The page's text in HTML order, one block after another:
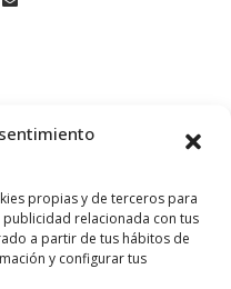
propias y de terceros para
relacionada con tus
a partir de tus hábitos de
y configurar tus
SOCIAL EUROPEU